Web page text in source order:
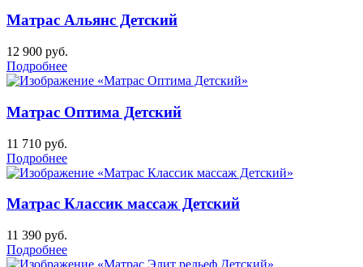
Матрас Альянс Детский
12 900 руб.
Подробнее
Матрас Оптима Детский
11 710 руб.
Подробнее
Матрас Классик массаж Детский
11 390 руб.
Подробнее